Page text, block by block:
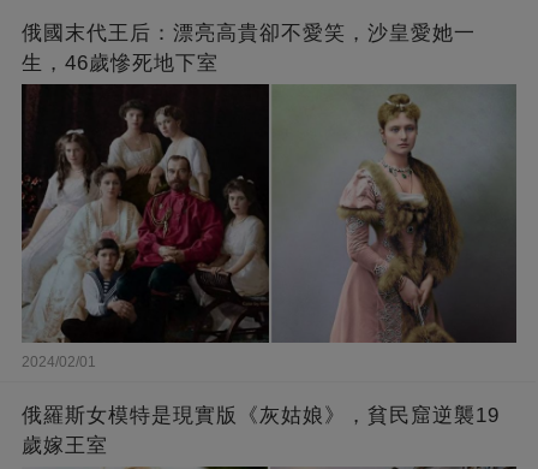
俄國末代王后：漂亮高貴卻不愛笑，沙皇愛她一
生，46歲慘死地下室
2024/02/01
俄羅斯女模特是現實版《灰姑娘》，貧民窟逆襲19
歲嫁王室